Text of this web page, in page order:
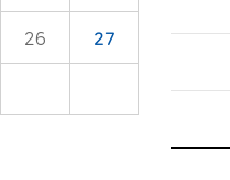
26 27